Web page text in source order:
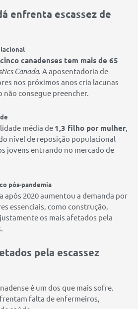
enfrenta escassez de
canadenses tem mais de 65
Canada. A aposentadoria de
nos próximos anos cria lacunas
consegue preencher.
média de 1,3 filho por mulher
nível de reposição populacional
jovens entrando no mercado de
pós-pandemia
após 2020 aumentou a demanda por
essenciais, como construção,
os mais afetados pela
pela escassez
é um dos que mais sofre.
falta de enfermeiros,